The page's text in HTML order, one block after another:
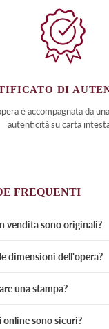
DI
è accompagnata da
autenticità su carta
FREQUENTI
vendita sono originali?
dimensioni dell'opera?
una stampa?
online sono sicuri?